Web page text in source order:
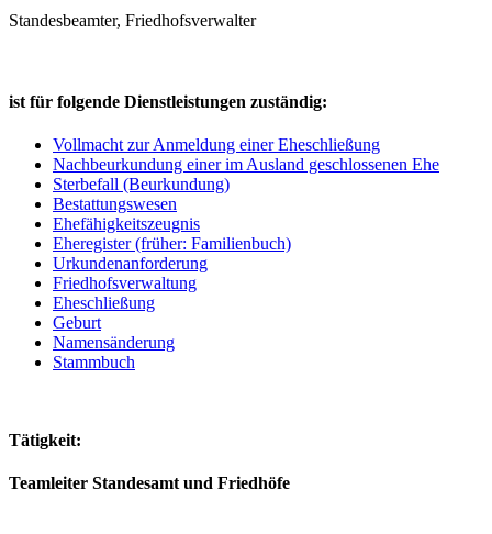
Standesbeamter, Friedhofsverwalter
ist für folgende Dienstleistungen zuständig:
Vollmacht zur Anmeldung einer Eheschließung
Nachbeurkundung einer im Ausland geschlossenen Ehe
Sterbefall (Beurkundung)
Bestattungswesen
Ehefähigkeitszeugnis
Eheregister (früher: Familienbuch)
Urkundenanforderung
Friedhofsverwaltung
Eheschließung
Geburt
Namensänderung
Stammbuch
Tätigkeit:
Teamleiter Standesamt und Friedhöfe